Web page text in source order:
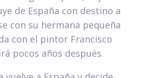
de España con destino a
con su hermana pequeña
con el pintor Francisco
pocos años después.